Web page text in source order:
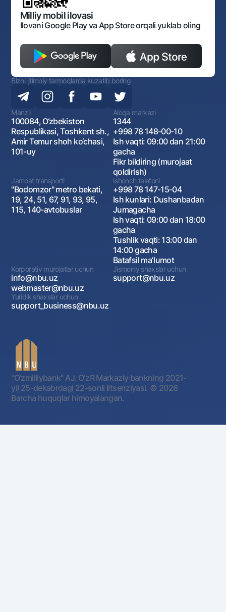
Ochiq ma'lumotlar
Monopoliyaga qarshi komplaens
Milliy mobil ilovasi
Ilovani Google Play va App Store orqali yuklab oling
Bizni ijtimoiy tarmoqlarda kuzatib boring
Manzil
100084, O‘zbekiston
Respublikasi, Toshkent sh.,
Amir Temur shoh ko‘chasi,
101-uy
Aloqa markazi
1344
+998 78 148-00-10
Ish vaqti: 09:00 dan 21:00
gacha
Fikr bildiring (murojaat
qoldirish)
Jamoat transporti
"Bodomzor" metro bekati,
19, 24, 51, 67, 91, 93, 95,
115, 140-avtobuslar
Ishonch telefoni
+998 78 147-15-04
Ish kunlari: Dushanbadan
Jumagacha
Ish vaqti: 09:00 dan 18:00
gacha
Tushlik vaqti: 13:00 dan
14:00 gacha
Batafsil maʼlumot
Korporativ murojatlar uchun
info@nbu.uz
webmaster@nbu.uz
Jismoniy shaxslar uchun
support@nbu.uz
Yuridik shaxslar uchun
support_business@nbu.uz
"O'zmilliybank" AJ. OʻzR Markaziy bankning 2021-
yil 25-dekabrdagi 22-sonli litsenziyasi. © 2026
Barcha huquqlar himoyalangan.